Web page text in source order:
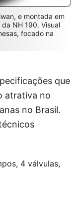
e montada em
NH 190. Visual
focado na
que
atrativa no
no Brasil.
4 válvulas,